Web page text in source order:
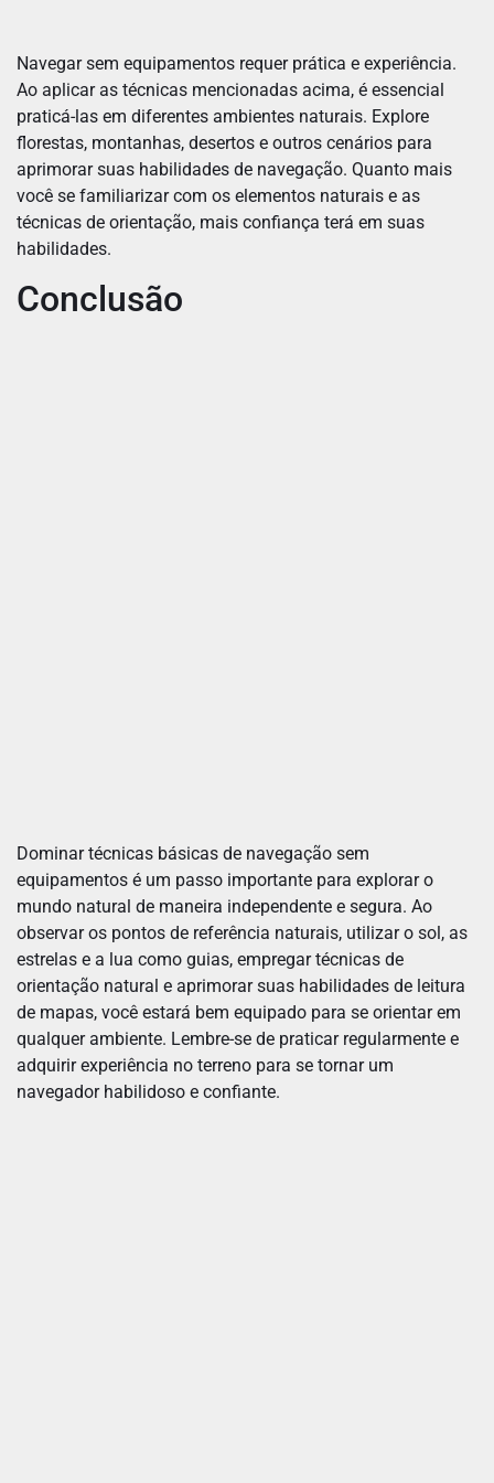
Navegar sem equipamentos requer prática e experiência.
Ao aplicar as técnicas mencionadas acima, é essencial
praticá-las em diferentes ambientes naturais. Explore
florestas, montanhas, desertos e outros cenários para
aprimorar suas habilidades de navegação. Quanto mais
você se familiarizar com os elementos naturais e as
técnicas de orientação, mais confiança terá em suas
habilidades.
Conclusão
Dominar técnicas básicas de navegação sem
equipamentos é um passo importante para explorar o
mundo natural de maneira independente e segura. Ao
observar os pontos de referência naturais, utilizar o sol, as
estrelas e a lua como guias, empregar técnicas de
orientação natural e aprimorar suas habilidades de leitura
de mapas, você estará bem equipado para se orientar em
qualquer ambiente. Lembre-se de praticar regularmente e
adquirir experiência no terreno para se tornar um
navegador habilidoso e confiante.